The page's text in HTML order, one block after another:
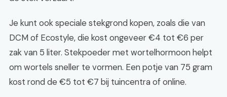
Je kunt ook speciale stekgrond kopen, zoals die van
DCM of Ecostyle, die kost ongeveer €4 tot €6 per
zak van 5 liter. Stekpoeder met wortelhormoon helpt
om wortels sneller te vormen. Een potje van 75 gram
kost rond de €5 tot €7 bij tuincentra of online.